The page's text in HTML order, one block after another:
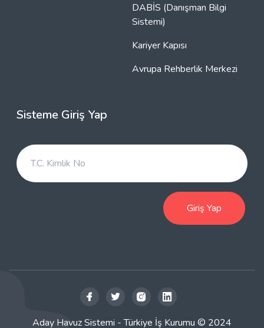
DABİS (Danışman Bilgi
Sistemi)
Kariyer Kapısı
Avrupa Rehberlik Merkezi
Sisteme Giriş Yap
Giriş Yap
Aday Havuz Sistemi -Türkiye İş Kurumu © 2024